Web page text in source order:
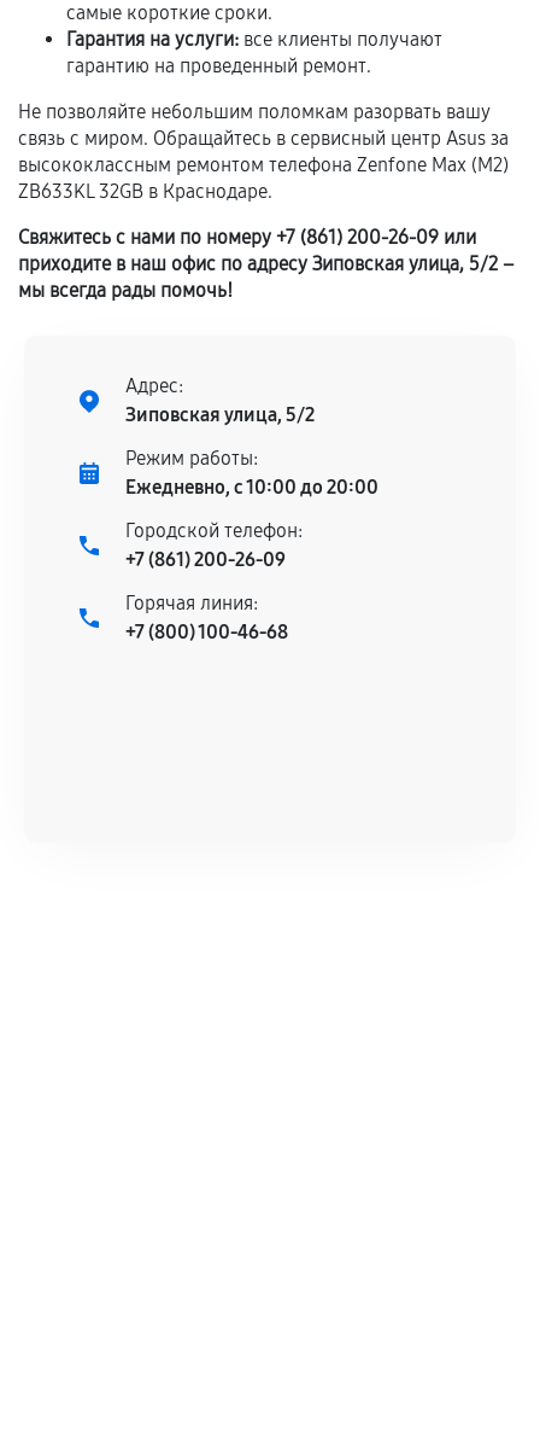
остается на стороне производителя или
продавца. За качество сторонних деталей
сервисный центр ответственности не несет.
самые короткие сроки.
Гарантия на услуги: все клиенты получают
гарантию на проведенный ремонт.
Не позволяйте небольшим поломкам разорвать вашу
связь с миром. Обращайтесь в сервисный центр Asus за
высококлассным ремонтом телефона Zenfone Max (M2)
ZB633KL 32GB в Краснодаре.
Свяжитесь с нами по номеру +7 (861) 200-26-09 или
приходите в наш офис по адресу Зиповская улица, 5/2 –
мы всегда рады помочь!
Адрес:
Зиповская улица, 5/2
Режим работы:
Ежедневно, с 10:00 до 20:00
Городской телефон:
+7 (861) 200-26-09
Горячая линия:
+7 (800) 100-46-68